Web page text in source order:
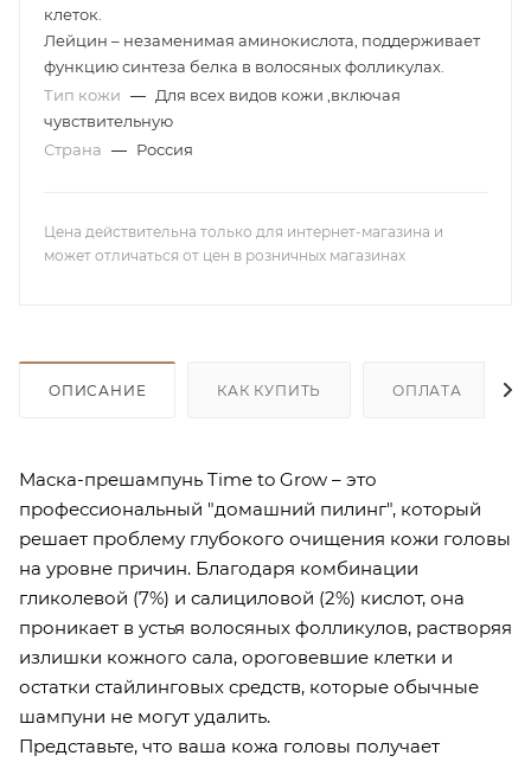
клеток.
Лейцин – незаменимая аминокислота, поддерживает
функцию синтеза белка в волосяных фолликулах.
Тип кожи — Для всех видов кожи ,включая
чувствительную
Страна — Россия
Цена действительна только для интернет-магазина и
может отличаться от цен в розничных магазинах
ОПИСАНИЕ КАК КУПИТЬ ОПЛАТА
Маска-прешампунь Time to Grow – это
профессиональный "домашний пилинг", который
решает проблему глубокого очищения кожи головы
на уровне причин. Благодаря комбинации
гликолевой (7%) и салициловой (2%) кислот, она
проникает в устья волосяных фолликулов, растворяя
излишки кожного сала, ороговевшие клетки и
остатки стайлинговых средств, которые обычные
шампуни не могут удалить.
Представьте, что ваша кожа головы получает